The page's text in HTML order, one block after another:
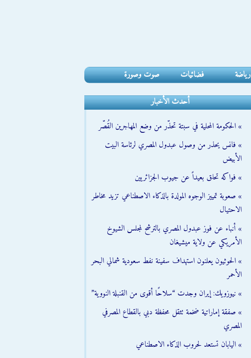
رياضة فضائيات صوت وصورة
أحدث الأخبار
» الحكومة المحلية في سبتة تحذّر من وضع المهاجرين القُصّر
» فانس يحذر من وصول عبدول المصري لرئاسة البيت
الأبيض
» فواكه تحلق بعيداً عن جيوب الجزائريين
» صعوبة تمييز الوجوه المولدة بالذكاء الاصطناعي تزيد مخاطر
الاحتيال
» أنباء عن فوز عبدول المصري بالترشح لمجلس الشيوخ
الأمريكي عن ولاية ميشيغان
» الحوثيون يعلنون استهداف سفينة نفط سعودية شمالي البحر
الأحمر
» نيوزويك: إيران وجدت “سلاحًا أقوى من القنبلة النووية”
» صفقة إماراتية ضخمة تثقل محفظة دبي بالقطاع المصرفي
المصري
» اليابان تستعد لحروب الذكاء الاصطناعي